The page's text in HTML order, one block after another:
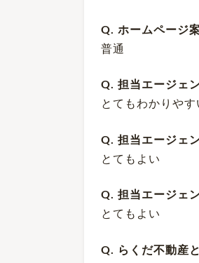
Q. ホームページ
普通
Q. 担当エージェ
とてもわかりやす
Q. 担当エージェ
とてもよい
Q. 担当エージェ
とてもよい
Q. らくだ不動産